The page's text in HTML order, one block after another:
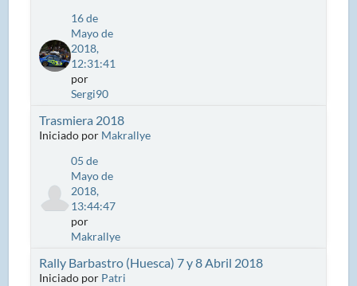
16 de
Mayo de
2018,
12:31:41
por
Sergi90
Trasmiera 2018
Iniciado por Makrallye
05 de
Mayo de
2018,
13:44:47
por
Makrallye
Rally Barbastro (Huesca) 7 y 8 Abril 2018
Iniciado por Patri